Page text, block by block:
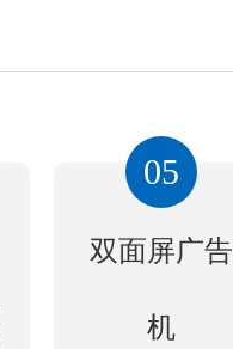
05
双面屏广告
机